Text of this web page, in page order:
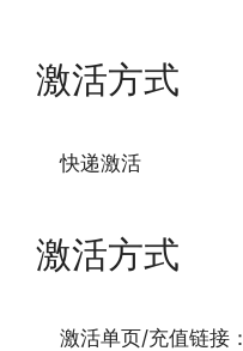
激活方式
快递激活
激活方式
激活单页/充值链接：